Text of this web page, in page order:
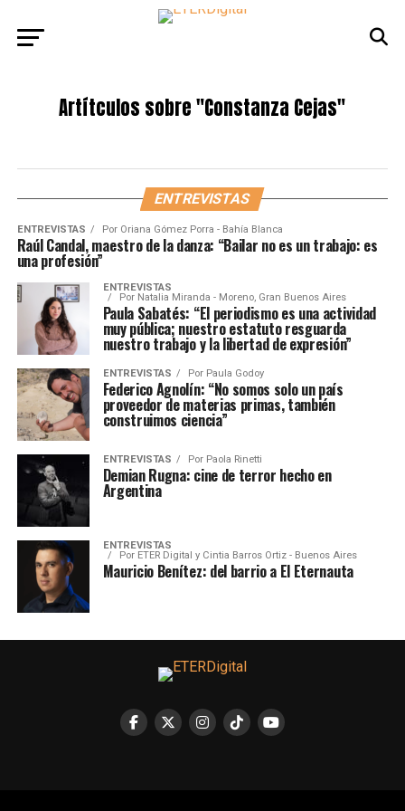
Artítculos sobre"Constanza Cejas"
ENTREVISTAS
ENTREVISTAS Por Oriana Gómez Porra - Bahía Blanca
Raúl Candal, maestro de la danza: “Bailar no es un trabajo: es
una profesión”
ENTREVISTAS
Por Natalia Miranda - Moreno, Gran Buenos Aires
Paula Sabatés: “El periodismo es una actividad
muy pública; nuestro estatuto resguarda
nuestro trabajo y la libertad de expresión”
ENTREVISTAS Por Paula Godoy
Federico Agnolín: “No somos solo un país
proveedor de materias primas, también
construimos ciencia”
ENTREVISTAS Por Paola Rinetti
Demian Rugna: cine de terror hecho en
Argentina
ENTREVISTAS
Por ETER Digital y Cintia Barros Ortiz - Buenos Aires
Mauricio Benítez: del barrio a El Eternauta